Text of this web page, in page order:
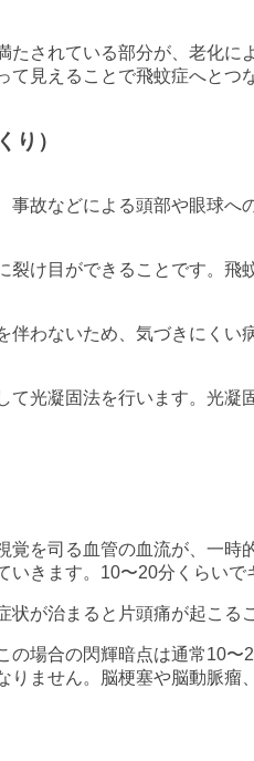
されている部分が、老化
見えることで飛蚊症へとつ
り）
故などによる頭部や眼球
け目ができることです。
わないため、気づきにく
光凝固法を行います。光
を司る血管の血流が、一
きます。10〜20分くらいで
が治まると片頭痛が起こる
場合の閃輝暗点は通常10
ません。脳梗塞や脳動脈瘤